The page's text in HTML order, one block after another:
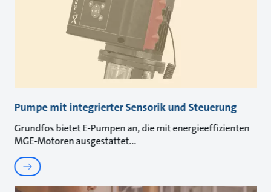
Pumpe mit integrierter Sensorik und Steuerung
Grundfos bietet E-Pumpen an, die mit energieeffizienten
MGE-Motoren ausgestattet